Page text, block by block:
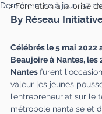
> Formation à la prise
Dernière mise à jour :17
By Réseau
Célébrés le 5 mai 2022
Beaujoire à Nantes, les
Nantes furent
valeur les jeunes
l’entrepreneuriat sur le
métropole nantaise et